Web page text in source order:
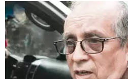
Por intervención en Midis y Minedu